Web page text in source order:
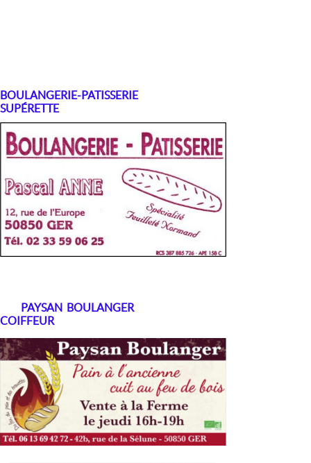
BOULANGERIE-PATISSERIE
SUPÉRETTE
PAYSAN BOULANGER
COIFFEUR